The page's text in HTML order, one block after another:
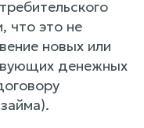
что это не
новых или
денежных